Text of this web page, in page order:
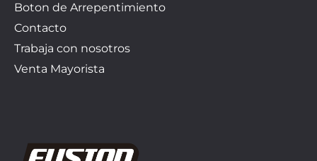
Boton de Arrepentimiento
Contacto
Trabaja con nosotros
Venta Mayorista